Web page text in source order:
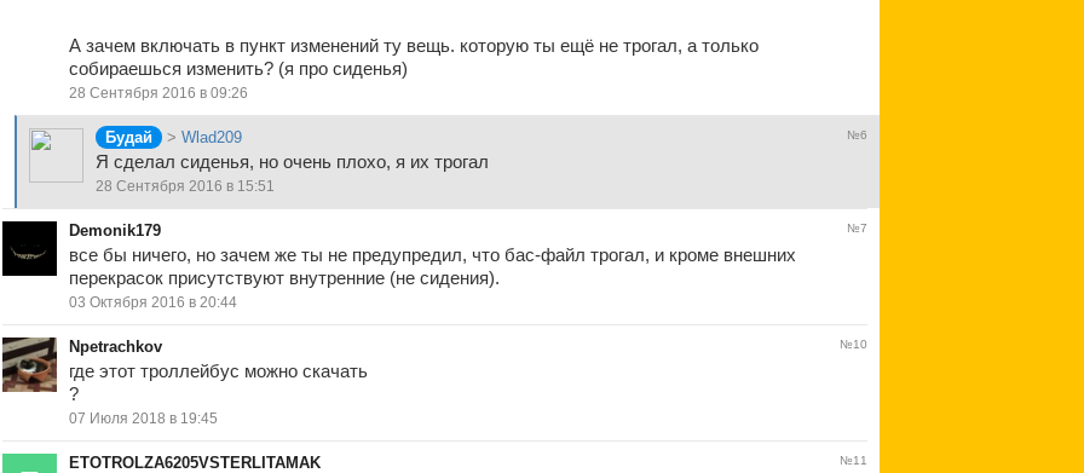
А зачем включать в пункт изменений ту вещь. которую ты ещё не трогал, а только
собираешься изменить? (я про сиденья)
28 Сентября 2016 в 09:26
Будай > Wlad209 №6
Я сделал сиденья, но очень плохо, я их трогал
28 Сентября 2016 в 15:51
Demonik179 №7
все бы ничего, но зачем же ты не предупредил, что бас-файл трогал, и кроме внешних
перекрасок присутствуют внутренние (не сидения).
03 Октября 2016 в 20:44
Npetrachkov №10
где этот троллейбус можно скачать
?
07 Июля 2018 в 19:45
ETOTROLZA6205VSTERLITAMAK №11